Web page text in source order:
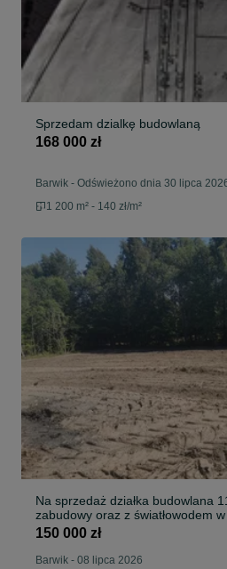
Sprzedam dzialkę budowlaną
168 000 zł
Barwik - Odświeżono dnia 30 lipca
1 200 m² - 140 zł/m²
Na sprzedaż działka budowlana
zabudowy oraz z światłowodem
Wakacyjna, gm. Przodkowo .
150 000 zł
Barwik - 08 lipca 2026